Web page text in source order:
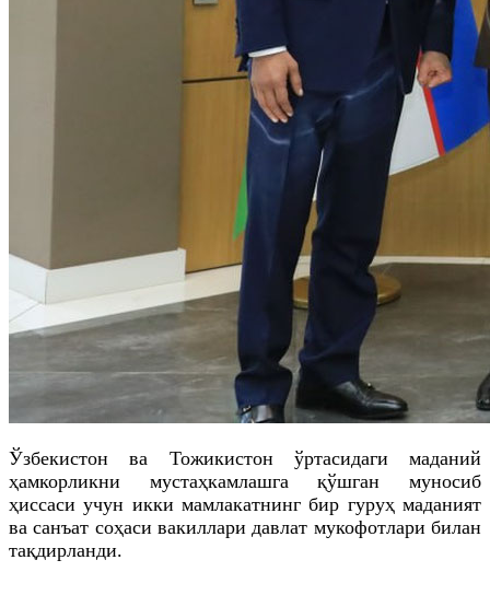
Ўзбекистон ва Тожикистон ўртасидаги маданий
ҳамкорликни мустаҳкамлашга қўшган муносиб
ҳиссаси учун икки мамлакатнинг бир гуруҳ маданият
ва санъат соҳаси вакиллари давлат мукофотлари билан
тақдирланди.